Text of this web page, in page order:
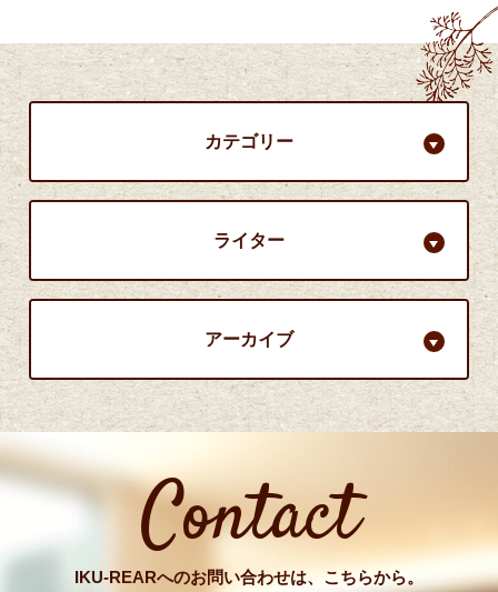
カテゴリー
ライター
アーカイブ
Contact
IKU-REARへのお問い合わせは、こちらから。